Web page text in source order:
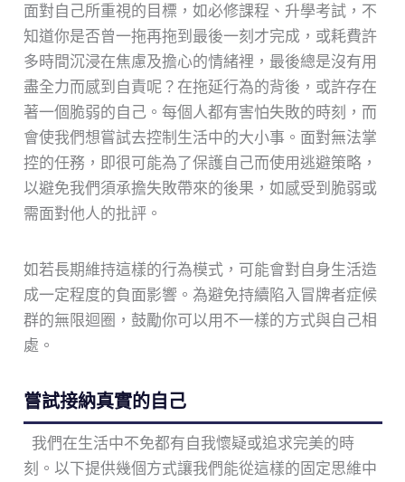
面對自己所重視的目標，如必修課程、升學考試，不
知道你是否曾一拖再拖到最後一刻才完成，或耗費許
多時間沉浸在焦慮及擔心的情緒裡，最後總是沒有用
盡全力而感到自責呢？在拖延行為的背後，或許存在
著一個脆弱的自己。每個人都有害怕失敗的時刻，而
會使我們想嘗試去控制生活中的大小事。面對無法掌
控的任務，即很可能為了保護自己而使用逃避策略，
以避免我們須承擔失敗帶來的後果，如感受到脆弱或
需面對他人的批評。
如若長期維持這樣的行為模式，可能會對自身生活造
成一定程度的負面影響。為避免持續陷入冒牌者症候
群的無限迴圈，鼓勵你可以用不一樣的方式與自己相
處。
嘗試接納真實的自己
我們在生活中不免都有自我懷疑或追求完美的時
刻。以下提供幾個方式讓我們能從這樣的固定思維中